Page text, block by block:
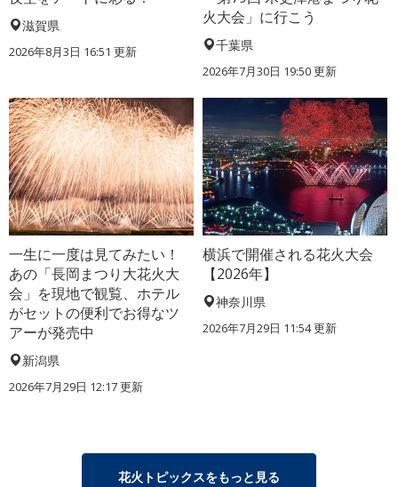
滋賀県
2026年8月3日 16:51 更新
火大会」に行こう
千葉県
2026年7月30日 19:50 更新
一生に一度は見てみたい！
あの「長岡まつり大花火大
会」を現地で観覧、ホテル
がセットの便利でお得なツ
アーが発売中
新潟県
2026年7月29日 12:17 更新
横浜で開催される花火大会
【2026年】
神奈川県
2026年7月29日 11:54 更新
花火トピックスをもっと見る